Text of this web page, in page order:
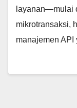
layanan—mulai
mikrotransaksi,
manajemen